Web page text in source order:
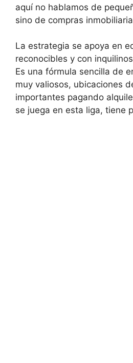
aquí no hablamos de
sino de compras
La estrategia se apoya en
reconocibles y con
Es una fórmula sencilla de
muy valiosos, ubicaciones
importantes pagando
se juega en esta liga, tiene